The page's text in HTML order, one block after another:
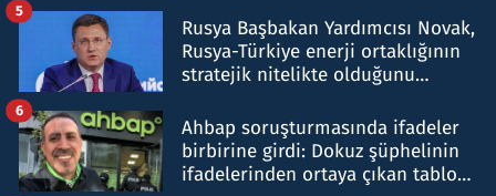
Rusya Başbakan Yardımcısı Novak,
Rusya-Türkiye enerji ortaklığının
stratejik nitelikte olduğunu
5
Ahbap soruşturmasında ifadeler
birbirine girdi: Dokuz şüphelinin
ifadelerinden ortaya çıkan tablo
6